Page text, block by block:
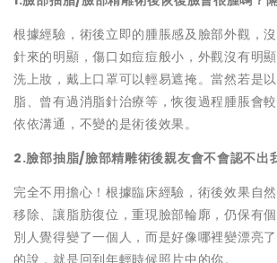
根據經驗，術後立即的腫脹感及臉部外觀，
針來的明顯，傷口如痘痘般小，外觀沒有明
洗上妝，戴上口罩可以輕易遮掩。當然若是
脂、曾有過消脂針治療等，恢復過程腫脹會
依依溝通，不變的是術後效果。
2.臉部抽脂/臉部精雕術後親友會不會認不出
完全不用擔心！根據臨床經驗，術後效果自
移除、讓脂肪復位，重現臉部輪廓，仍保有
別人覺得變了一個人，而是好像哪裡變漂亮
的說，就是回到年輕時候照片中的你。